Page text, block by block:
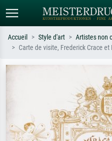
impressionnisme, vague de Hokusai,
Accueil Style d'art Artistes non
Carte de visite, Frederick Crace et